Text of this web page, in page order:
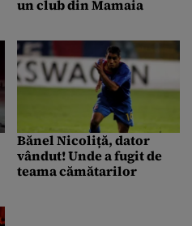
un club din Mamaia
Bănel Nicoliță, dator
vândut! Unde a fugit de
teama cămătarilor